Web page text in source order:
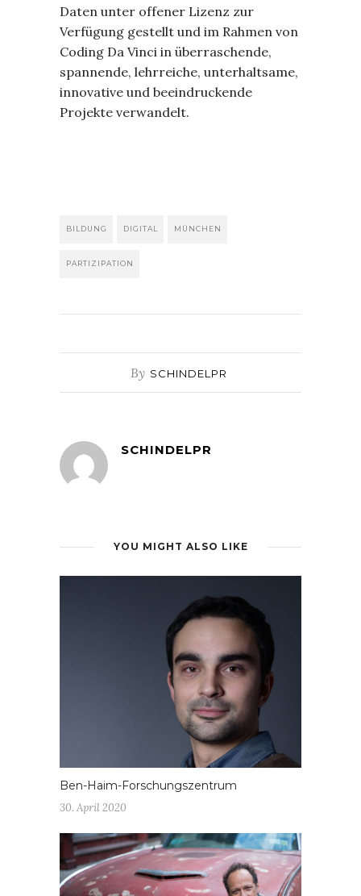
Daten unter offener Lizenz zur
Verfügung gestellt und im Rahmen von
Coding Da Vinci in überraschende,
spannende, lehrreiche, unterhaltsame,
innovative und beeindruckende
Projekte verwandelt.
BILDUNG DIGITAL MÜNCHEN
PARTIZIPATION
By SCHINDELPR
SCHINDELPR
YOU MIGHT ALSO LIKE
Ben-Haim-Forschungszentrum
30. April 2020